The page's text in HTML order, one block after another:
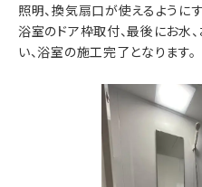
照明、換気扇口が使えるように
浴室のドア枠取付、最後にお水
い、浴室の施工完了となります。